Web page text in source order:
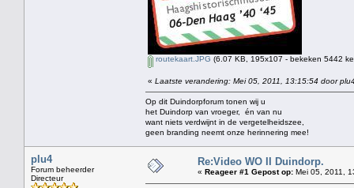
routekaart.JPG (6.07 KB, 195x107 - bekeken 5442
« Laatste verandering: Mei 05, 2011, 13:15:54 door
Op dit Duindorpforum tonen wij u
het Duindorp van vroeger, én van nu
want niets verdwijnt in de vergetelheidszee,
geen branding neemt onze herinnering mee!
plu4
Forum beheerder
Directeur
Re:Video WO II Duindorp.
« Reageer #1 Gepost op: Mei 05, 2011,